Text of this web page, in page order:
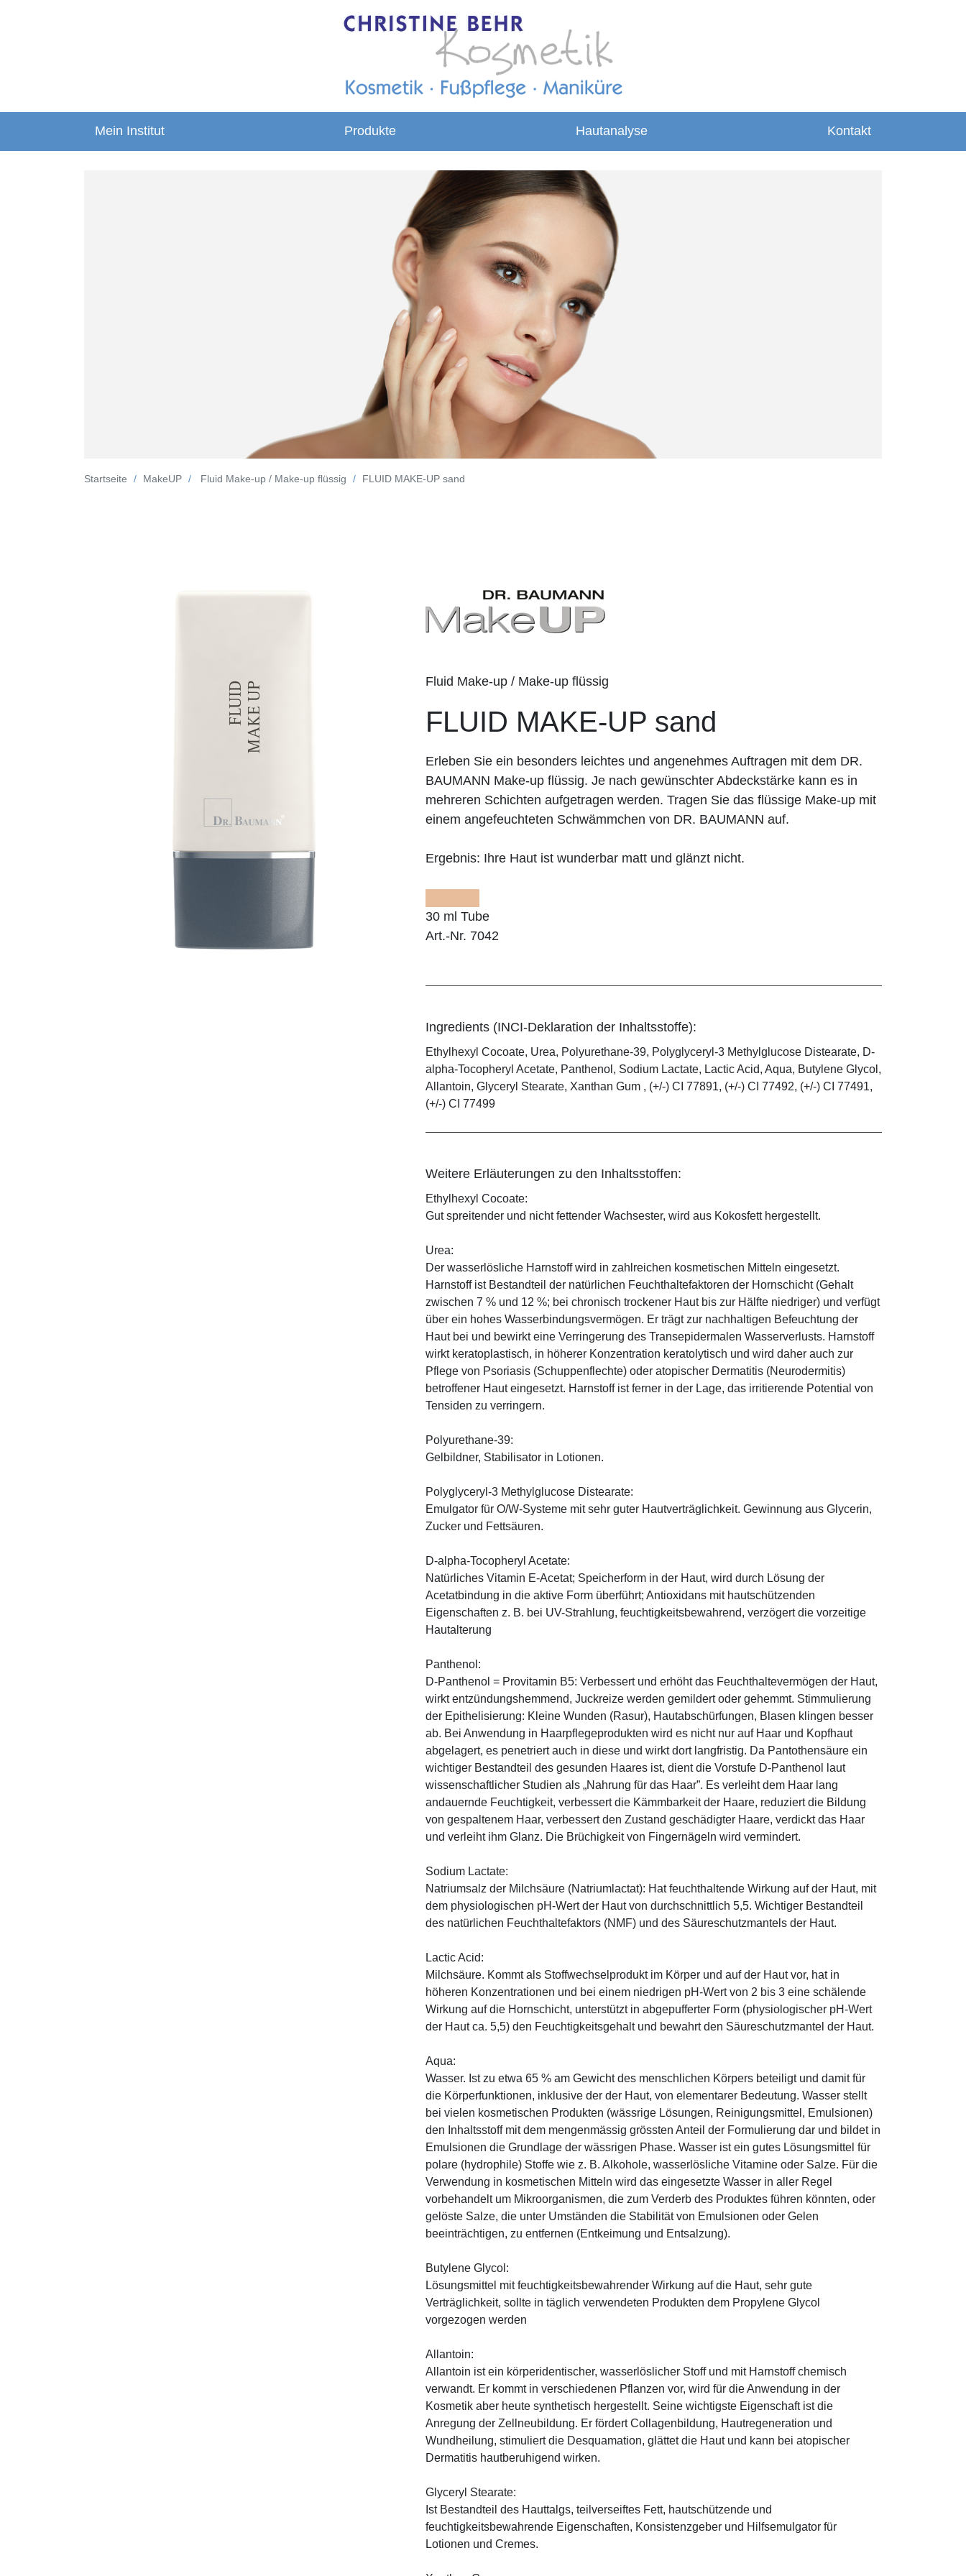
Mein Institut Produkte Hautanalyse Kontakt
Startseite MakeUP Fluid Make-up / Make-up flüssig FLUID MAKE-UP sand
Fluid Make-up / Make-up flüssig
FLUID MAKE-UP sand
Erleben Sie ein besonders leichtes und angenehmes Auftragen mit dem DR.
BAUMANN Make-up flüssig. Je nach gewünschter Abdeckstärke kann es in
mehreren Schichten aufgetragen werden. Tragen Sie das flüssige Make-up mit
einem angefeuchteten Schwämmchen von DR. BAUMANN auf.
Ergebnis: Ihre Haut ist wunderbar matt und glänzt nicht.
30 ml Tube
Art.-Nr. 7042
Ingredients (INCI-Deklaration der Inhaltsstoffe):
Ethylhexyl Cocoate, Urea, Polyurethane-39, Polyglyceryl-3 Methylglucose Distearate, D-
alpha-Tocopheryl Acetate, Panthenol, Sodium Lactate, Lactic Acid, Aqua, Butylene Glycol,
Allantoin, Glyceryl Stearate, Xanthan Gum , (+/-) CI 77891, (+/-) CI 77492, (+/-) CI 77491,
(+/-) CI 77499
Weitere Erläuterungen zu den Inhaltsstoffen:
Ethylhexyl Cocoate:
Gut spreitender und nicht fettender Wachsester, wird aus Kokosfett hergestellt.
Urea:
Der wasserlösliche Harnstoff wird in zahlreichen kosmetischen Mitteln eingesetzt.
Harnstoff ist Bestandteil der natürlichen Feuchthaltefaktoren der Hornschicht (Gehalt
zwischen 7 % und 12 %; bei chronisch trockener Haut bis zur Hälfte niedriger) und verfügt
über ein hohes Wasserbindungsvermögen. Er trägt zur nachhaltigen Befeuchtung der
Haut bei und bewirkt eine Verringerung des Transepidermalen Wasserverlusts. Harnstoff
wirkt keratoplastisch, in höherer Konzentration keratolytisch und wird daher auch zur
Pflege von Psoriasis (Schuppenflechte) oder atopischer Dermatitis (Neurodermitis)
betroffener Haut eingesetzt. Harnstoff ist ferner in der Lage, das irritierende Potential von
Tensiden zu verringern.
Polyurethane-39:
Gelbildner, Stabilisator in Lotionen.
Polyglyceryl-3 Methylglucose Distearate:
Emulgator für O/W-Systeme mit sehr guter Hautverträglichkeit. Gewinnung aus Glycerin,
Zucker und Fettsäuren.
D-alpha-Tocopheryl Acetate:
Natürliches Vitamin E-Acetat; Speicherform in der Haut, wird durch Lösung der
Acetatbindung in die aktive Form überführt; Antioxidans mit hautschützenden
Eigenschaften z. B. bei UV-Strahlung, feuchtigkeitsbewahrend, verzögert die vorzeitige
Hautalterung
Panthenol:
D-Panthenol = Provitamin B5: Verbessert und erhöht das Feuchthaltevermögen der Haut,
wirkt entzündungshemmend, Juckreize werden gemildert oder gehemmt. Stimmulierung
der Epithelisierung: Kleine Wunden (Rasur), Hautabschürfungen, Blasen klingen besser
ab. Bei Anwendung in Haarpflegeprodukten wird es nicht nur auf Haar und Kopfhaut
abgelagert, es penetriert auch in diese und wirkt dort langfristig. Da Pantothensäure ein
wichtiger Bestandteil des gesunden Haares ist, dient die Vorstufe D-Panthenol laut
wissenschaftlicher Studien als „Nahrung für das Haar”. Es verleiht dem Haar lang
andauernde Feuchtigkeit, verbessert die Kämmbarkeit der Haare, reduziert die Bildung
von gespaltenem Haar, verbessert den Zustand geschädigter Haare, verdickt das Haar
und verleiht ihm Glanz. Die Brüchigkeit von Fingernägeln wird vermindert.
Sodium Lactate:
Natriumsalz der Milchsäure (Natriumlactat): Hat feuchthaltende Wirkung auf der Haut, mit
dem physiologischen pH-Wert der Haut von durchschnittlich 5,5. Wichtiger Bestandteil
des natürlichen Feuchthaltefaktors (NMF) und des Säureschutzmantels der Haut.
Lactic Acid:
Milchsäure. Kommt als Stoffwechselprodukt im Körper und auf der Haut vor, hat in
höheren Konzentrationen und bei einem niedrigen pH-Wert von 2 bis 3 eine schälende
Wirkung auf die Hornschicht, unterstützt in abgepufferter Form (physiologischer pH-Wert
der Haut ca. 5,5) den Feuchtigkeitsgehalt und bewahrt den Säureschutzmantel der Haut.
Aqua:
Wasser. Ist zu etwa 65 % am Gewicht des menschlichen Körpers beteiligt und damit für
die Körperfunktionen, inklusive der der Haut, von elementarer Bedeutung. Wasser stellt
bei vielen kosmetischen Produkten (wässrige Lösungen, Reinigungsmittel, Emulsionen)
den Inhaltsstoff mit dem mengenmässig grössten Anteil der Formulierung dar und bildet in
Emulsionen die Grundlage der wässrigen Phase. Wasser ist ein gutes Lösungsmittel für
polare (hydrophile) Stoffe wie z. B. Alkohole, wasserlösliche Vitamine oder Salze. Für die
Verwendung in kosmetischen Mitteln wird das eingesetzte Wasser in aller Regel
vorbehandelt um Mikroorganismen, die zum Verderb des Produktes führen könnten, oder
gelöste Salze, die unter Umständen die Stabilität von Emulsionen oder Gelen
beeinträchtigen, zu entfernen (Entkeimung und Entsalzung).
Butylene Glycol:
Lösungsmittel mit feuchtigkeitsbewahrender Wirkung auf die Haut, sehr gute
Verträglichkeit, sollte in täglich verwendeten Produkten dem Propylene Glycol
vorgezogen werden
Allantoin:
Allantoin ist ein körperidentischer, wasserlöslicher Stoff und mit Harnstoff chemisch
verwandt. Er kommt in verschiedenen Pflanzen vor, wird für die Anwendung in der
Kosmetik aber heute synthetisch hergestellt. Seine wichtigste Eigenschaft ist die
Anregung der Zellneubildung. Er fördert Collagenbildung, Hautregeneration und
Wundheilung, stimuliert die Desquamation, glättet die Haut und kann bei atopischer
Dermatitis hautberuhigend wirken.
Glyceryl Stearate:
Ist Bestandteil des Hauttalgs, teilverseiftes Fett, hautschützende und
feuchtigkeitsbewahrende Eigenschaften, Konsistenzgeber und Hilfsemulgator für
Lotionen und Cremes.